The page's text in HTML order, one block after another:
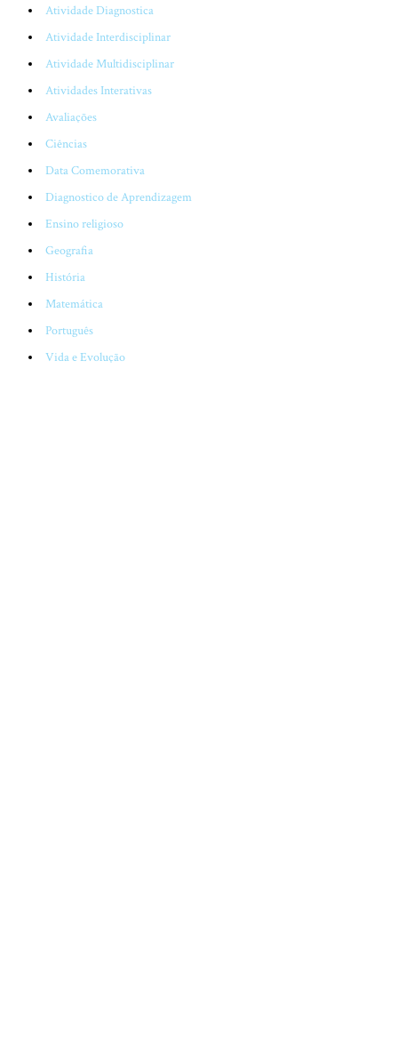
Atividade Diagnostica
Atividade Interdisciplinar
Atividade Multidisciplinar
Atividades Interativas
Avaliações
Ciências
Data Comemorativa
Diagnostico de Aprendizagem
Ensino religioso
Geografia
História
Matemática
Português
Vida e Evolução